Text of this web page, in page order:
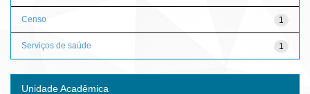
1
Censo
1
Serviços de saúde
Unidade Acadêmica